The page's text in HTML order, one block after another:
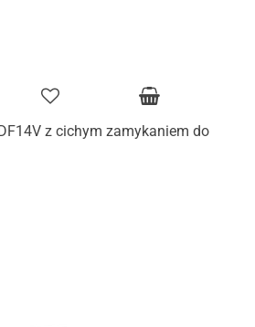
z cichym zamykaniem do